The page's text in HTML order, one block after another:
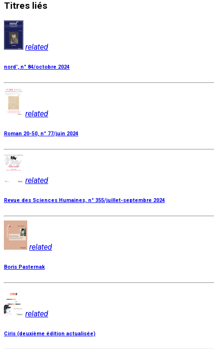
Titres liés
related
nord', n° 84/octobre 2024
related
Roman 20-50, n° 77/juin 2024
related
Revue des Sciences Humaines, n° 355/juillet-septembre 2024
related
Boris Pasternak
related
Ciris (deuxième édition actualisée)